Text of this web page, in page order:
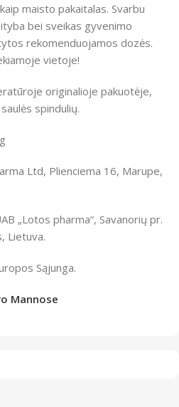
maisto pakaitalas. Svarbu
bei sveikas gyvenimo
rekomenduojamos dozės.
vietoje!
originalioje pakuotėje,
spindulių.
Ltd, Plienciema 16, Marupe,
„Lotos pharma“, Savanorių pr.
Lietuva.
Sąjunga.
Mannose